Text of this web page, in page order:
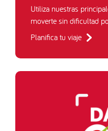
Utiliza nuestras
moverte sin dificultad
Planifica tu viaje